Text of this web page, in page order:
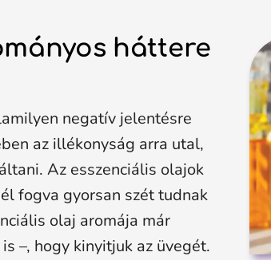
háttere
negatív jelentésre
az illékonyság arra utal,
Az esszenciális olajok
fogva gyorsan szét tudnak
olaj aromája már
–, hogy kinyitjuk az üvegét.